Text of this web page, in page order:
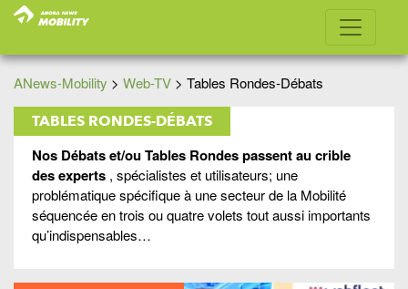
ANews-Mobility > Web-TV > Tables Rondes-Débats
TABLES RONDES-DÉBATS
Nos Débats et/ou Tables Rondes passent au crible
des experts , spécialistes et utilisateurs; une
problématique spécifique à une secteur de la Mobilité
séquencée en trois ou quatre volets tout aussi importants
qu’indispensables…